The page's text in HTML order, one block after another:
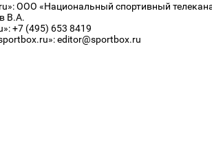
ООО «Национальный спортивный
В.А.
+7 (495) 653 8419
editor@sportbox.ru